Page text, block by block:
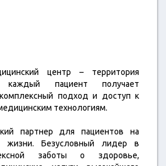
центр – территория
пациент получает
подход и доступ к
технологиям.
партнер для пациентов на
жизни. Безусловный лидер в
заботы о здоровье,